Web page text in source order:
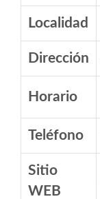
Localidad
Dirección
Horario
Teléfono
Sitio
WEB